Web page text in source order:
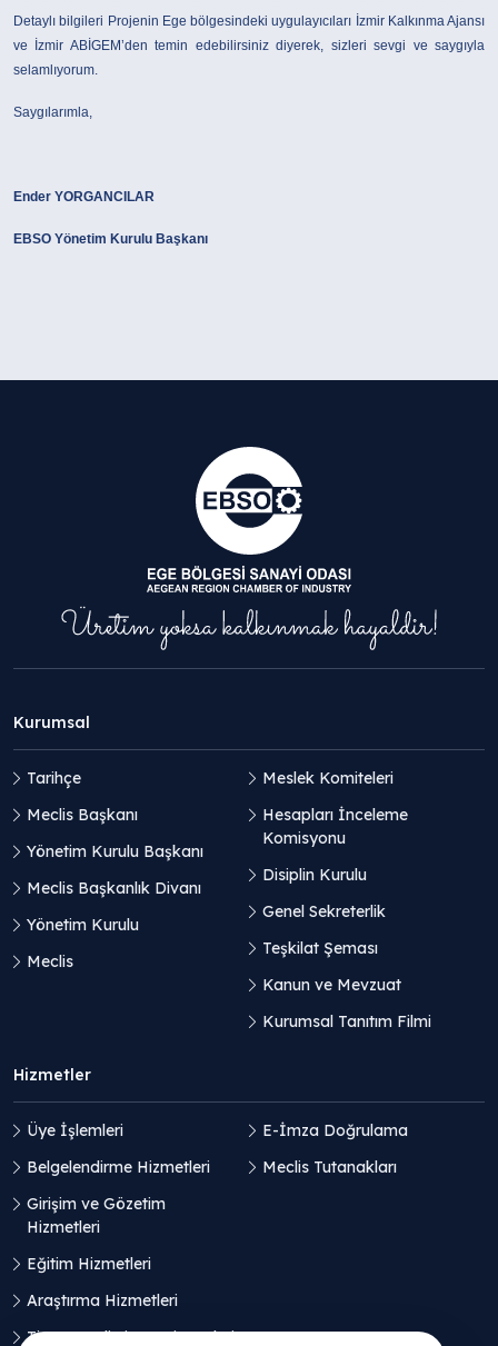
Detaylı bilgileri Projenin Ege bölgesindeki uygulayıcıları İzmir Kalkınma Ajansı
ve İzmir ABİGEM’den temin edebilirsiniz diyerek, sizleri sevgi ve saygıyla
selamlıyorum.
Saygılarımla,
Ender YORGANCILAR
EBSO Yönetim Kurulu Başkanı
Kurumsal
Tarihçe
Meclis Başkanı
Yönetim Kurulu Başkanı
Meclis Başkanlık Divanı
Yönetim Kurulu
Meclis
Meslek Komiteleri
Hesapları İnceleme
Komisyonu
Disiplin Kurulu
Genel Sekreterlik
Teşkilat Şeması
Kanun ve Mevzuat
Kurumsal Tanıtım Filmi
Hizmetler
Üye İşlemleri
Belgelendirme Hizmetleri
Girişim ve Gözetim
Hizmetleri
Eğitim Hizmetleri
Araştırma Hizmetleri
Ticaret Geliştirme Hizmetleri
E-İmza Doğrulama
Meclis Tutanakları